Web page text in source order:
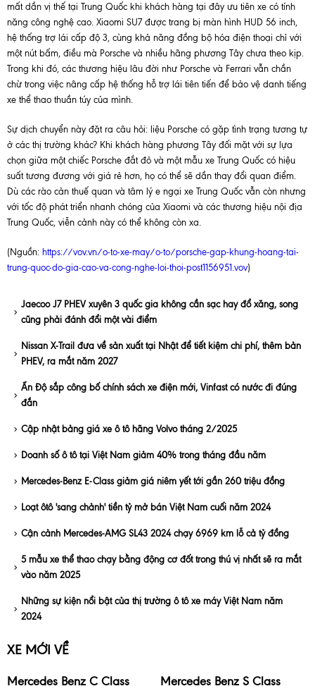
mất dần vị thế tại Trung Quốc khi khách hàng tại đây ưu tiên xe có tính
năng công nghệ cao. Xiaomi SU7 được trang bị màn hình HUD 56 inch,
hệ thống trợ lái cấp độ 3, cùng khả năng đồng bộ hóa điện thoại chỉ với
một nút bấm, điều mà Porsche và nhiều hãng phương Tây chưa theo kịp.
Trong khi đó, các thương hiệu lâu đời như Porsche và Ferrari vẫn chần
chừ trong việc nâng cấp hệ thống hỗ trợ lái tiên tiến để bảo vệ danh tiếng
xe thể thao thuần túy của mình.
Sự dịch chuyển này đặt ra câu hỏi: liệu Porsche có gặp tình trạng tương tự
ở các thị trường khác? Khi khách hàng phương Tây đối mặt với sự lựa
chọn giữa một chiếc Porsche đắt đỏ và một mẫu xe Trung Quốc có hiệu
suất tương đương với giá rẻ hơn, họ có thể sẽ dần thay đổi quan điểm.
Dù các rào cản thuế quan và tâm lý e ngại xe Trung Quốc vẫn còn nhưng
với tốc độ phát triển nhanh chóng của Xiaomi và các thương hiệu nội địa
Trung Quốc, viễn cảnh này có thể không còn xa.
(Nguồn: https://vov.vn/o-to-xe-may/o-to/porsche-gap-khung-hoang-tai-
trung-quoc-do-gia-cao-va-cong-nghe-loi-thoi-post1156951.vov)
Jaecoo J7 PHEV xuyên 3 quốc gia không cần sạc hay đổ xăng, song
cũng phải đánh đổi một vài điểm
Nissan X-Trail đưa về sản xuất tại Nhật để tiết kiệm chi phí, thêm bản
PHEV, ra mắt năm 2027
Ấn Độ sắp công bố chính sách xe điện mới, Vinfast có nước đi đúng
đắn
Cập nhật bảng giá xe ô tô hãng Volvo tháng 2/2025
Doanh số ô tô tại Việt Nam giảm 40% trong tháng đầu năm
Mercedes-Benz E-Class giảm giá niêm yết tới gần 260 triệu đồng
Loạt ôtô 'sang chảnh' tiền tỷ mở bán Việt Nam cuối năm 2024
Cận cảnh Mercedes-AMG SL43 2024 chạy 6969 km lỗ cả tỷ đồng
5 mẫu xe thể thao chạy bằng động cơ đốt trong thú vị nhất sẽ ra mắt
vào năm 2025
Những sự kiện nổi bật của thị trường ô tô xe máy Việt Nam năm
2024
XE MỚI VỀ
Mercedes Benz C Class
Mercedes Benz S Class